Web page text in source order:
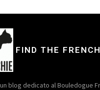
FIND THE
blog dedicato al Bouledogue